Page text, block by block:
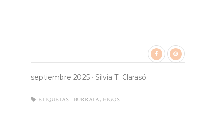
septiembre 2025 · Silvia T. Clarasó
ETIQUETAS : BURRATA, HIGOS